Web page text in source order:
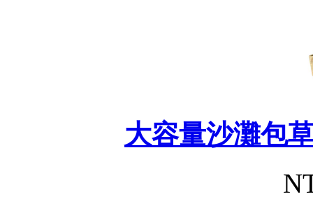
大容量沙灘包